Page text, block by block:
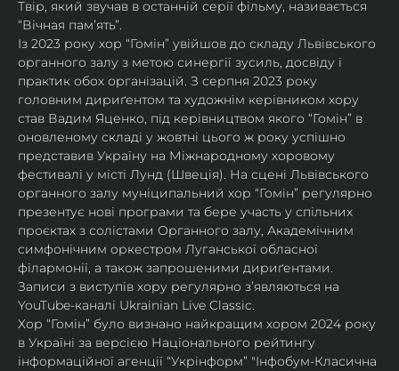
Твір, який звучав в останній серії фільму, називається
“Вічная пам’ять”.
Із 2023 року хор “Гомін” увійшов до складу Львівського
органного залу з метою синергії зусиль, досвіду і
практик обох організацій. З серпня 2023 року
головним дириґентом та художнім керівником хору
став Вадим Яценко, під керівництвом якого “Гомін” в
оновленому складі у жовтні цього ж року успішно
представив Україну на Міжнародному хоровому
фестивалі у місті Лунд (Швеція). На сцені Львівського
органного залу муніципальний хор “Гомін” регулярно
презентує нові програми та бере участь у спільних
проєктах з солістами Органного залу, Академічним
симфонічним оркестром Луганської обласної
філармонії, а також запрошеними дириґентами.
Записи з виступів хору регулярно зʼявляються на
YouTube-каналі Ukrainian Live Classic.
Хор “Гомін” було визнано найкращим хором 2024 року
в Україні за версією Національного рейтингу
інформаційної агенції “Укрінформ” "Інфобум-Класична